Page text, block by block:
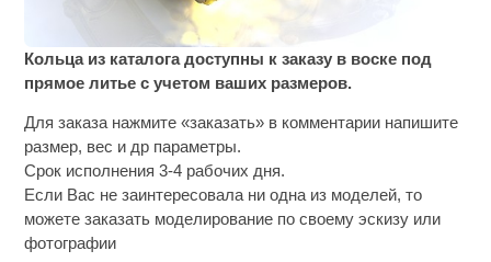
Кольца из каталога доступны к заказу в воске под
прямое литье с учетом ваших размеров.
Для заказа нажмите «заказать» в комментарии напишите
размер, вес и др параметры.
Срок исполнения 3-4 рабочих дня.
Если Вас не заинтересовала ни одна из моделей, то
можете заказать моделирование по своему эскизу или
фотографии